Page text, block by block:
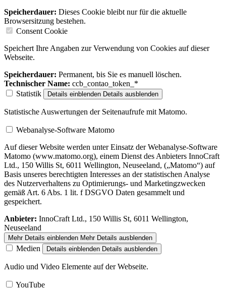
Speicherdauer: Dieses Cookie bleibt nur für die aktuelle
Browsersitzung bestehen.
Consent Cookie
Speichert Ihre Angaben zur Verwendung von Cookies auf dieser
Webseite.
Speicherdauer: Permanent, bis Sie es manuell löschen.
Technischer Name: ccb_contao_token_*
Statistik
Details einblenden Details ausblenden
Statistische Auswertungen der Seitenaufrufe mit Matomo.
Webanalyse-Software Matomo
Auf dieser Website werden unter Einsatz der Webanalyse-Software
Matomo (www.matomo.org), einem Dienst des Anbieters InnoCraft
Ltd., 150 Willis St, 6011 Wellington, Neuseeland, („Matomo“) auf
Basis unseres berechtigten Interesses an der statistischen Analyse
des Nutzerverhaltens zu Optimierungs- und Marketingzwecken
gemäß Art. 6 Abs. 1 lit. f DSGVO Daten gesammelt und
gespeichert.
Anbieter: InnoCraft Ltd., 150 Willis St, 6011 Wellington,
Neuseeland
Mehr Details einblenden Mehr Details ausblenden
Medien Details einblenden Details ausblenden
Audio und Video Elemente auf der Webseite.
YouTube